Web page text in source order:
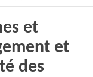
et
et
des